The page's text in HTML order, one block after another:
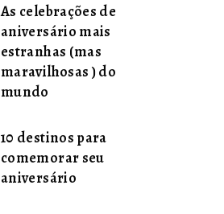
As celebrações de
aniversário mais
estranhas (mas
maravilhosas ) do
mundo
10 destinos para
comemorar seu
aniversário